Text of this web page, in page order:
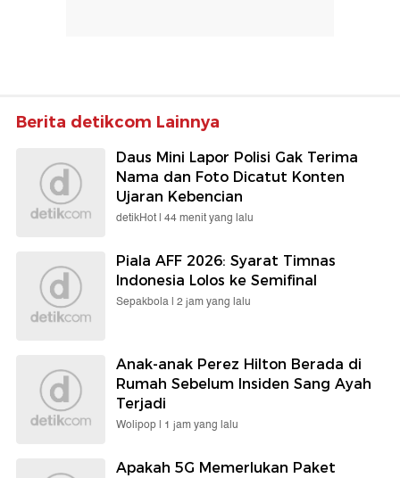
Berita detikcom Lainnya
Daus Mini Lapor Polisi Gak Terima
Nama dan Foto Dicatut Konten
Ujaran Kebencian
detikHot | 44 menit yang lalu
Piala AFF 2026: Syarat Timnas
Indonesia Lolos ke Semifinal
Sepakbola | 2 jam yang lalu
Anak-anak Perez Hilton Berada di
Rumah Sebelum Insiden Sang Ayah
Terjadi
Wolipop | 1 jam yang lalu
Apakah 5G Memerlukan Paket